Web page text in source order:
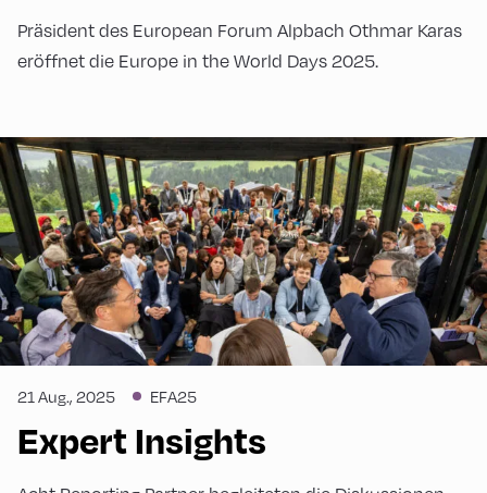
Präsident des European Forum Alpbach Othmar Karas
eröffnet die Europe in the World Days 2025.
21 Aug., 2025 EFA25
Expert Insights